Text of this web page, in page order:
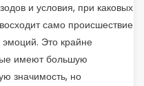
и условия, при каковых
само происшествие
Это крайне
имеют большую
значимость, но